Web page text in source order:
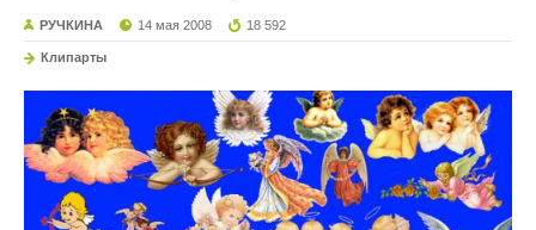
РУЧКИНА 14 мая 2008 18 592
Клипарты